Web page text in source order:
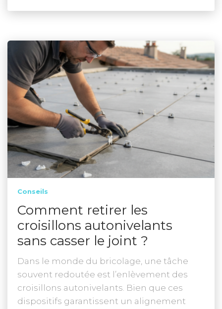
Conseils
Comment retirer les
croisillons autonivelants
sans casser le joint ?
Dans le monde du bricolage, une tâche
souvent redoutée est l’enlèvement des
croisillons autonivelants. Bien que ces
dispositifs garantissent un alignement